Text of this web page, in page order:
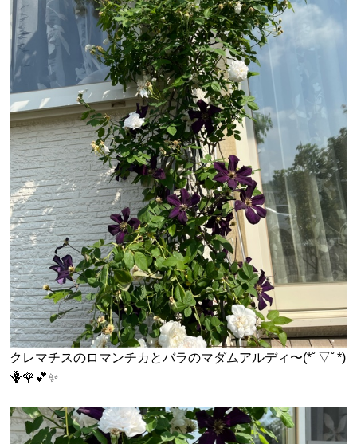
クレマチスのロマンチカとバラのマダムアルディ〜(*ﾟ▽ﾟ*)
🪻🌹💕✨